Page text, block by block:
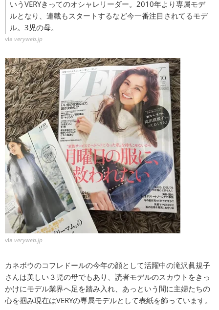
いうVERYきってのオシャレリーダー。2010年より専属モデ
ルとなり、連載もスタートするなど今一番注目されてるモデ
ル。3児の母。
via veryweb.jp
via veryweb.jp
カネボウのコフレドールの今年の顔として活躍中の滝沢眞規子
さんは美しい３児の母でもあり、読者モデルのスカウトをきっ
かけにモデル業界へ足を踏み入れ、あっという間に主婦たちの
心を掴み現在はVERYの専属モデルとして表紙を飾っています。